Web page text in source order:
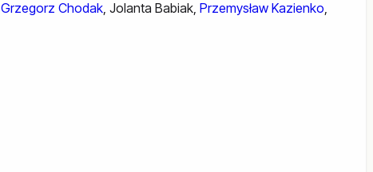
Grzegorz Chodak Jolanta Babiak Przemysław Kazienko